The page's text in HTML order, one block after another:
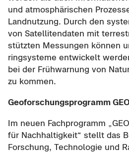
und at­mo­sphä­ri­schen
Land­nut­zung. Durch den
von Sa­tel­li­ten­da­ten mit
stütz­ten Mes­sun­gen kön­nen
ring­sys­te­me ent­wi­ckelt
bei der Früh­war­nung von
zu kom­men.
Geo­for­schungs­pro­gramm
Im neuen Fach­pro­gramm
für Nach­hal­tig­keit“ stellt das
For­schung, Tech­no­lo­gie und